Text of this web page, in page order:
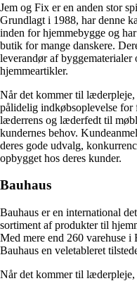
Jem og Fix er en anden stor
Grundlagt i 1988, har denne
inden for hjemmebygge og
butik for mange danskere.
leverandør af
hjemmeartikler.
Når det kommer til
pålidelig indkøbsoplevelse for
læderrens og læderfedt til
kundernes behov.
deres gode udvalg,
opbygget hos deres kunder.
Bauhaus
Bauhaus er en international
sortiment af produkter til
Med mere end 260 varehuse
Bauhaus en veletableret
Når det kommer til